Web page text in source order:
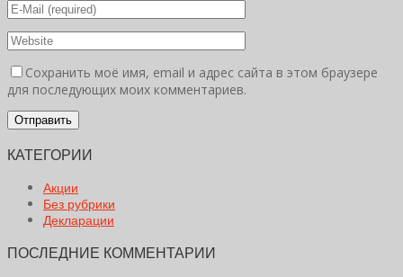
Сохранить моё имя, email и адрес сайта в этом браузере
для последующих моих комментариев.
КАТЕГОРИИ
Акции
Без рубрики
Декларации
ПОСЛЕДНИЕ КОММЕНТАРИИ